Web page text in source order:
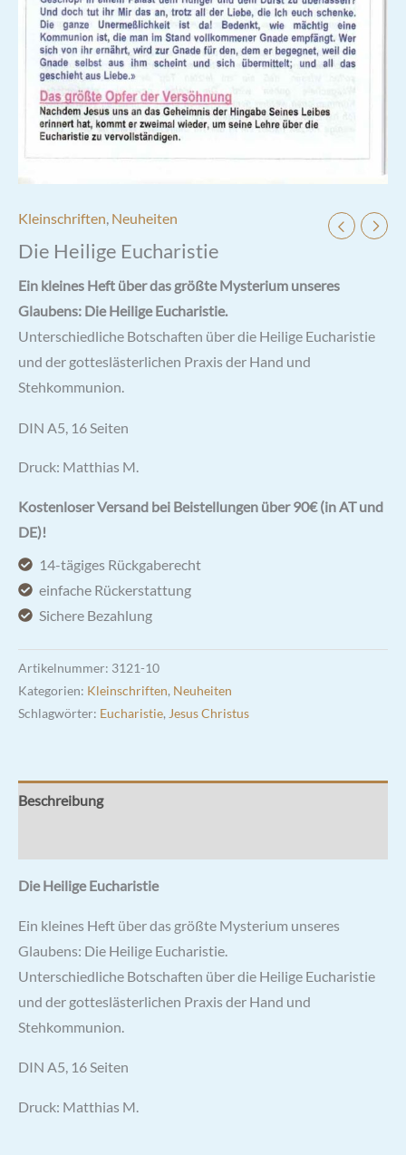
Kleinschriften, Neuheiten
Die Heilige Eucharistie
Ein kleines Heft über das größte Mysterium unseres
Glaubens: Die Heilige Eucharistie.
Unterschiedliche Botschaften über die Heilige Eucharistie
und der gotteslästerlichen Praxis der Hand und
Stehkommunion.
DIN A5, 16 Seiten
Druck: Matthias M.
Kostenloser Versand bei Beistellungen über 90€ (in AT und
DE)!
14-tägiges Rückgaberecht
einfache Rückerstattung
Sichere Bezahlung
Artikelnummer: 3121-10
Kategorien: Kleinschriften, Neuheiten
Schlagwörter: Eucharistie, Jesus Christus
Beschreibung
Die Heilige Eucharistie
Ein kleines Heft über das größte Mysterium unseres
Glaubens: Die Heilige Eucharistie.
Unterschiedliche Botschaften über die Heilige Eucharistie
und der gotteslästerlichen Praxis der Hand und
Stehkommunion.
DIN A5, 16 Seiten
Druck: Matthias M.